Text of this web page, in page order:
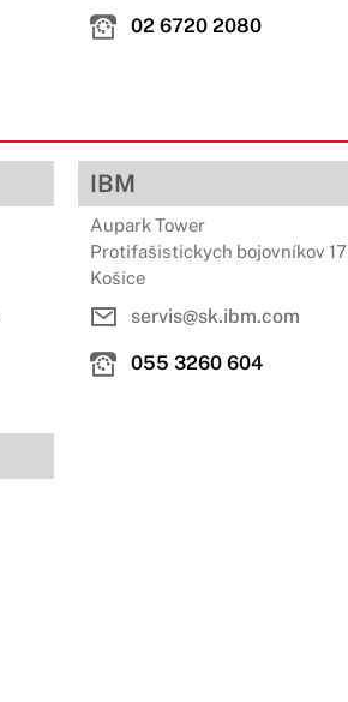
02 6720 2080
IBM
Aupark Tower
Protifašistickych bojovníkov 17
Košice
servis@sk.ibm.com
055 3260 604